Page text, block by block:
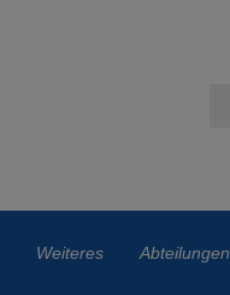
Weiteres Abteilungen